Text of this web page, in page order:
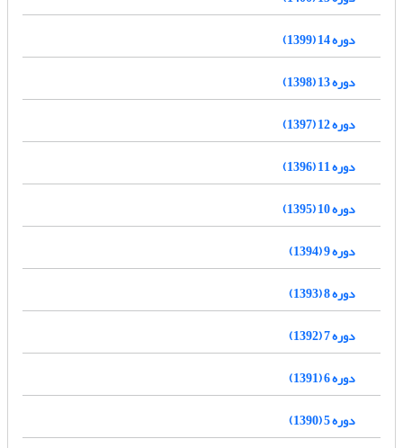
دوره 14 (1399)
دوره 13 (1398)
دوره 12 (1397)
دوره 11 (1396)
دوره 10 (1395)
دوره 9 (1394)
دوره 8 (1393)
دوره 7 (1392)
دوره 6 (1391)
دوره 5 (1390)